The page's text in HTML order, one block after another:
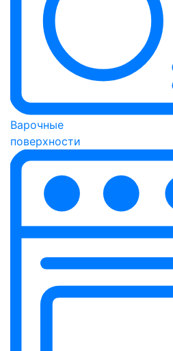
Варочные
поверхности